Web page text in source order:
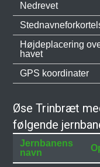
Nedrevet
Højdeplacering
havet
GPS koordinater
Øse Trinbræt
følgende
Jernbanens
navn